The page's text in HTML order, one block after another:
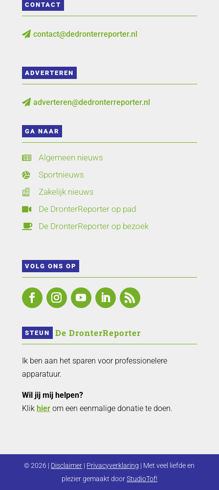
CONTACT
 contact@dedronterreporter.nl
ADVERTEREN
 adverteren@dedronterreporter.nl
GA NAAR
 Algemeen nieuws
 Sportnieuws
 Zakelijk nieuws
 De DronterReporter op pad
 De DronterReporter op bezoek
VOLG ONS OP
STEUN De DronterReporter
Ik ben aan het sparen voor professionelere
apparatuur.
Wil jij mij helpen?
Klik hierom een eenmalige donatie te doen.
© 2026 | Disclaimer | Privacyverklaring | Met veel liefde en
plezier gemaakt doorStudioTof!